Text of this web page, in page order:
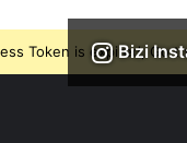
Bizi
Token is expired, Go